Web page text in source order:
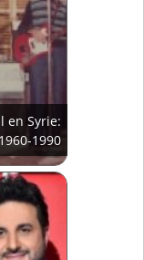
en Syrie:
1990